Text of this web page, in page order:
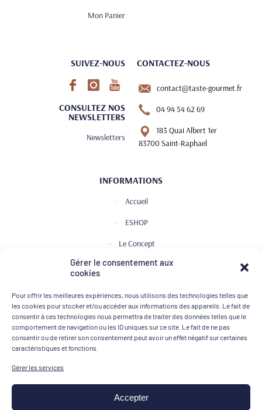
Gérer le consentement aux
cookies
Pour offrir les meilleures expériences, nous utilisons des technologies telles que
les cookies pour stocker et/ou accéder aux informations des appareils. Le fait de
consentir à ces technologies nous permettra de traiter des données telles que le
comportement de navigation ou les ID uniques sur ce site. Le fait de ne pas
consentir ou de retirer son consentement peut avoir un effet négatif sur certaines
caractéristiques et fonctions.
Gérer les services
Accepter
Mon Panier
SUIVEZ-NOUS
CONSULTEZ NOS
NEWSLETTERS
Newsletters
CONTACTEZ-NOUS
contact@taste-gourmet.fr
04 94 54 62 69
183 Quai Albert 1er
83700 Saint-Raphael
INFORMATIONS
Accueil
ESHOP
Le Concept
Club de Dégustation
Contact
MOYENS DE PAIEMENT